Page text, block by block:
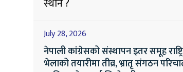
July 28, 2026
नेपाली कांग्रेसको संस्थापन इतर समूह
भेलाको तयारीमा तीव्र, भ्रातृ संगठन